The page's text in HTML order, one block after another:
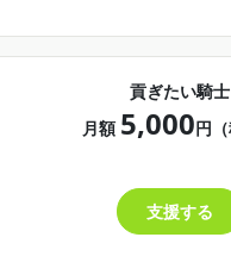
貢ぎたい騎士
月額 5,000円（
支援する